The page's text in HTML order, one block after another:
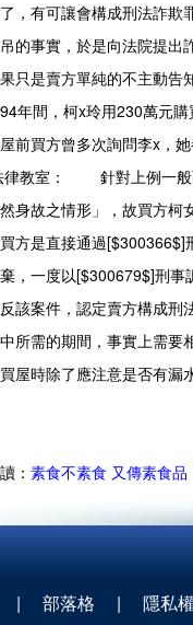
，有可讓會構成刑法詐欺
的事實，於是向法院提
只是賣方單純的不主動告
年間，柯x玲用230萬元
前買方曾多次詢問李x，
教室：
針對上例一般而
身故之情形」，故買方
方是直接通過
，一度以[$300679$]刑
該案件，認定賣方構成刑
所需的期間，事實上需要
屋時除了應注意是否有漏
： 素食不素食 又傳素食品
| 部落格 | 隱私